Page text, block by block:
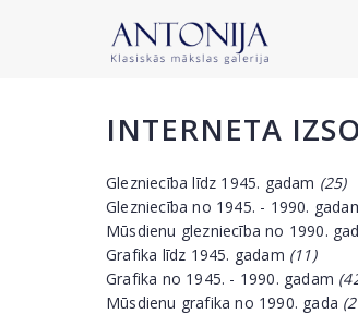
INTERNETA
Glezniecība līdz 1945. gadam (25)
Glezniecība no 1945. - 1990.
Mūsdienu glezniecība no 1990.
Grafika līdz 1945. gadam (11)
Grafika no 1945. - 1990. gadam
Mūsdienu grafika no 1990. gada